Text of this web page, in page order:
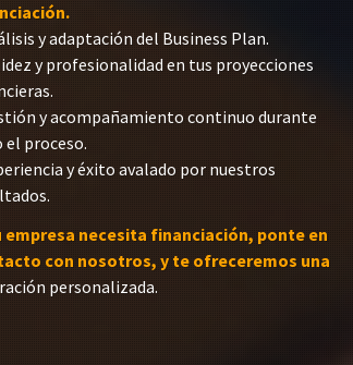
y adaptación del Business Plan.
y profesionalidad en tus proyecciones
y acompañamiento continuo durante
el proceso.
y éxito avalado por nuestros
empresa necesita financiación, ponte en
con nosotros, y te ofreceremos una
personalizada.